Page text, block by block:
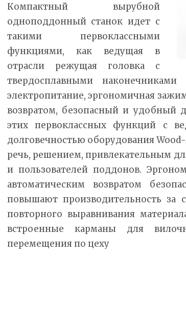
Компактный вырубной
одноподдонный станок идет с
такими первоклассными
функциями, как ведущая в
отрасли режущая головка с
твердосплавными
электропитание, эргономичная
возвратом, безопасный и удобный
этих первоклассных функций с
долговечностью оборудования
речь, решением, привлекательным
и пользователей поддонов.
автоматическим возвратом
повышают производительность за
повторного выравнивания
встроенные карманы для
перемещения по цеху